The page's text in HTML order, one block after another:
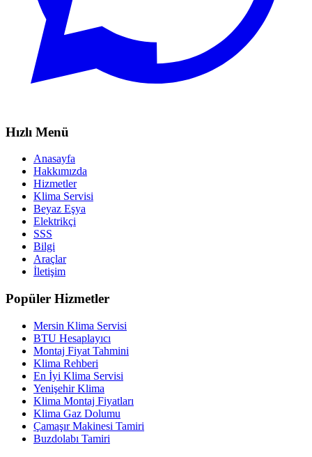
Hızlı Menü
Anasayfa
Hakkımızda
Hizmetler
Klima Servisi
Beyaz Eşya
Elektrikçi
SSS
Bilgi
Araçlar
İletişim
Popüler Hizmetler
Mersin Klima Servisi
BTU Hesaplayıcı
Montaj Fiyat Tahmini
Klima Rehberi
En İyi Klima Servisi
Yenişehir Klima
Klima Montaj Fiyatları
Klima Gaz Dolumu
Çamaşır Makinesi Tamiri
Buzdolabı Tamiri